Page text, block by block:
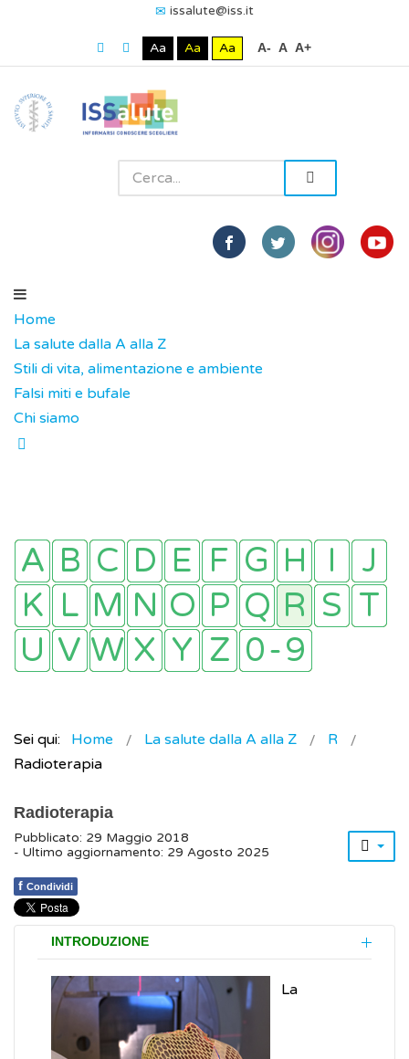
issalute@iss.it
Aa Aa Aa A- A A+
Home
La salute dalla A alla Z
Stili di vita, alimentazione e ambiente
Falsi miti e bufale
Chi siamo
Sei qui: Home La salute dalla A alla Z
R
Radioterapia
Radioterapia
Pubblicato: 29 Maggio 2018
- Ultimo aggiornamento: 29 Agosto 2025
f Condividi
INTRODUZIONE
La